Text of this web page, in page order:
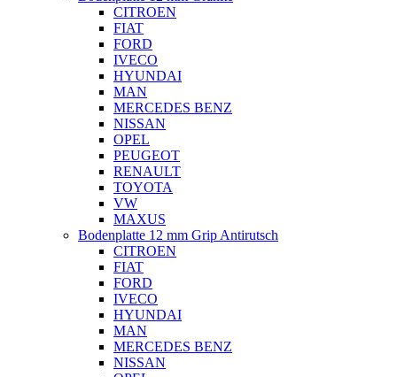
CITROEN
FIAT
FORD
IVECO
HYUNDAI
MAN
MERCEDES BENZ
NISSAN
OPEL
PEUGEOT
RENAULT
TOYOTA
VW
MAXUS
Bodenplatte 12 mm Grip Antirutsch
CITROEN
FIAT
FORD
IVECO
HYUNDAI
MAN
MERCEDES BENZ
NISSAN